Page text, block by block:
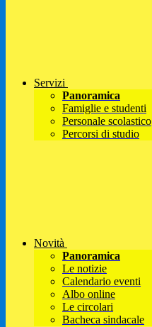
Servizi
Panoramica
Famiglie e studenti
Personale scolastico
Percorsi di studio
Novità
Panoramica
Le notizie
Calendario eventi
Albo online
Le circolari
Bacheca sindacale